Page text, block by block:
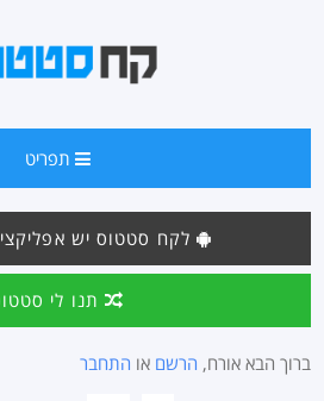
תפריט
לקח סטטוס יש
תנו לי
ברוך הבא אורח, הרשם או התחבר